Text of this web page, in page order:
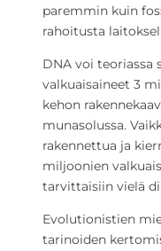
paremmin kuin
rahoitusta
DNA voi teoriassa
valkuaisaineet 3
kehon
munasolussa.
rakennettua ja
miljoonien
tarvittaisiin vielä
Evolutionistien
tarinoiden